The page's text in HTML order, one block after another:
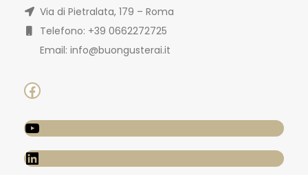
Via di Pietralata, 179 – Roma
Telefono: +39 0662272725
Email: info@buongusterai.it